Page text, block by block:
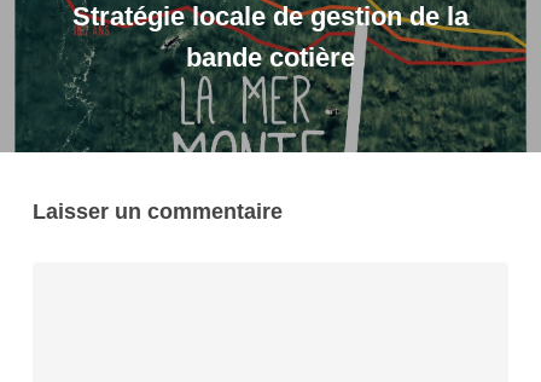
Stratégie locale de gestion de la
bande cotière
Laisser un commentaire